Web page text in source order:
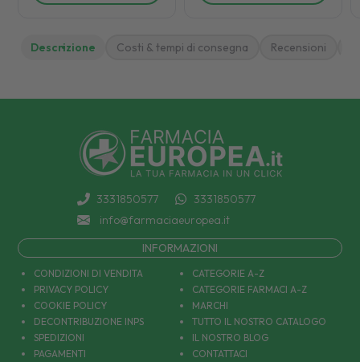
Descrizione Costi & tempi di consegna Recensioni
3331850577
3331850577
info@farmaciaeuropea.it
INFORMAZIONI
CONDIZIONI DI VENDITA
PRIVACY POLICY
COOKIE POLICY
DECONTRIBUZIONE INPS
SPEDIZIONI
PAGAMENTI
CATEGORIE A-Z
CATEGORIE FARMACI A-Z
MARCHI
TUTTO IL NOSTRO CATALOGO
IL NOSTRO BLOG
CONTATTACI